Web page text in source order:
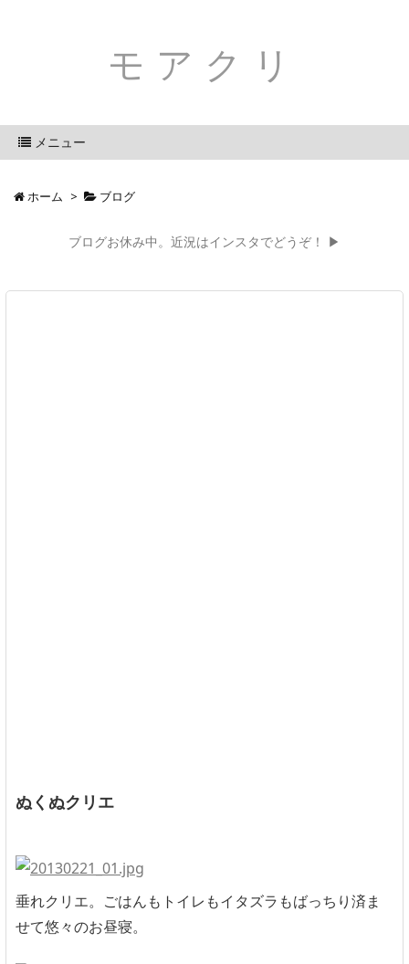
モアクリ
メニュー
ホーム > ブログ
ブログお休み中。近況はインスタでどうぞ！ ▶
ぬくぬクリエ
垂れクリエ。ごはんもトイレもイタズラもばっちり済ま
せて悠々のお昼寝。